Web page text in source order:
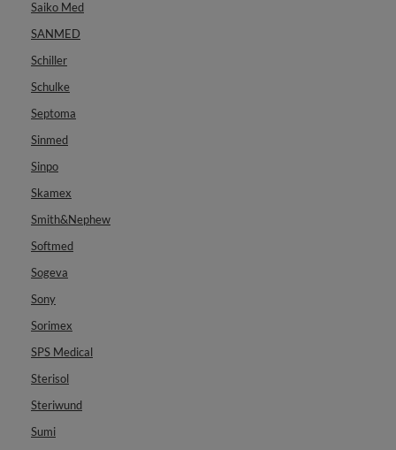
Saiko Med
SANMED
Schiller
Schulke
Septoma
Sinmed
Sinpo
Skamex
Smith&Nephew
Softmed
Sogeva
Sony
Sorimex
SPS Medical
Sterisol
Steriwund
Sumi